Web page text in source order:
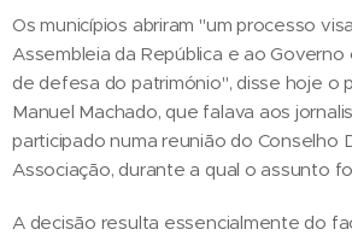
Os municípios abriram "um processo
Assembleia da República e ao
de defesa do património", disse hoje o
Manuel Machado, que falava aos
participado numa reunião do Conselho
Associação, durante a qual o assunto
A decisão resulta essencialmente do